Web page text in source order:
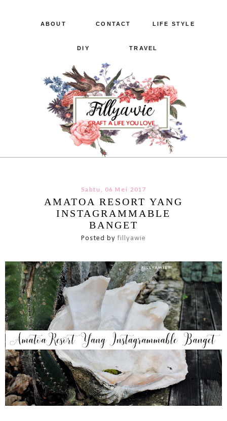
ABOUT CONTACT LIFE STYLE
DIY TRAVEL
Sabtu, 06 Mei 2017
AMATOA RESORT YANG
INSTAGRAMMABLE
BANGET
Posted byfillyawie